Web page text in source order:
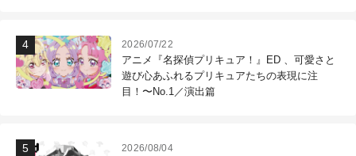
2026/07/22
アニメ『名探偵プリキュア！』ED 、可愛さと
遊び心あふれるプリキュアたちの表現に注
目！〜No.1／演出篇
2026/08/04